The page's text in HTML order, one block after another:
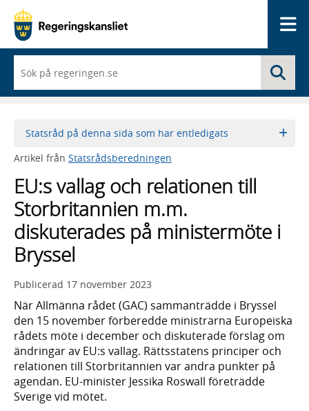
du
börjar
skriva
framträder
lista
med
sökförslag
Statsråd på denna sida som har entledigats
Artikel från Statsrådsberedningen
EU:s vallag och relationen till
Storbritannien m.m.
diskuterades på ministermöte i
Bryssel
Publicerad 17 november 2023
När Allmänna rådet (GAC) sammanträdde i Bryssel
den 15 november förberedde ministrarna Europeiska
rådets möte i december och diskuterade förslag om
ändringar av EU:s vallag. Rättsstatens principer och
relationen till Storbritannien var andra punkter på
agendan. EU-minister Jessika Roswall företrädde
Sverige vid mötet.